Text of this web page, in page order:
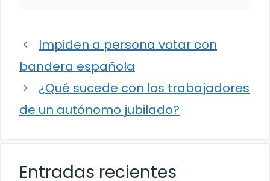
Impiden a persona votar con
bandera española
¿Qué sucede con los trabajadores
de un autónomo jubilado?
Entradas recientes